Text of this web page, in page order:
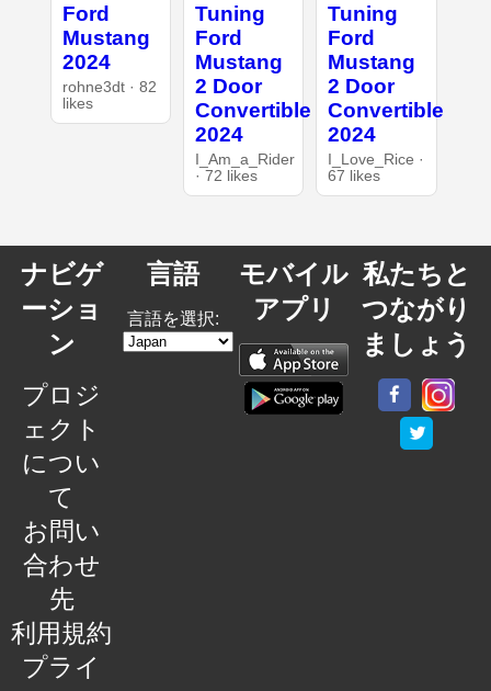
Ford
Mustang
2024
rohne3dt · 82
likes
Tuning
Ford
Mustang
2 Door
Convertible
2024
I_Am_a_Rider
· 72 likes
Tuning
Ford
Mustang
2 Door
Convertible
2024
I_Love_Rice ·
67 likes
ナビゲ
ーショ
ン
プロジ
ェクト
につい
て
お問い
合わせ
先
利用規約
プライ
言語
言語を選択:
モバイル
アプリ
私たちと
つながり
ましょう